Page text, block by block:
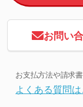
お問い
お支払方法や請求
よくある質問